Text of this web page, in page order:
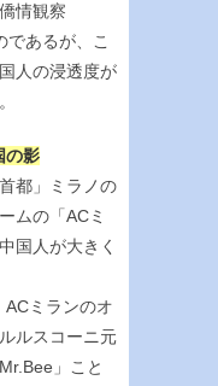
情観察
であるが、こ
人の浸透度が
の影
都」ミラノの
ムの「ACミ
国人が大きく
ミランのオ
ルスコーニ元
」こと